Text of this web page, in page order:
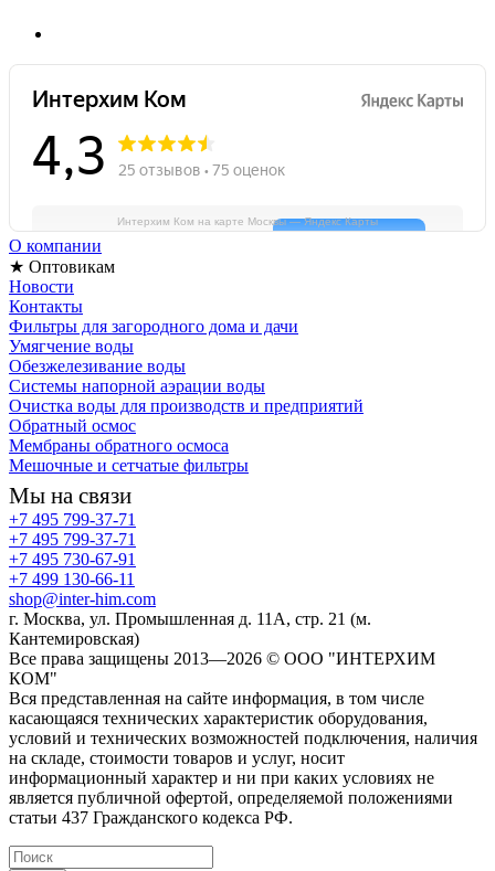
Интерхим Ком на карте Москвы — Яндекс Карты
О компании
★ Оптовикам
Новости
Контакты
Фильтры для загородного дома и дачи
Умягчение воды
Обезжелезивание воды
Системы напорной аэрации воды
Очистка воды для производств и предприятий
Обратный осмос
Мембраны обратного осмоса
Мешочные и сетчатые фильтры
Мы на связи
+7 495 799-37-71
+7 495 799-37-71
+7 495 730-67-91
+7 499 130-66-11
shop@inter-him.com
г. Москва, ул. Промышленная д. 11А, стр. 21 (м.
Кантемировская)
Все права защищены 2013—2026 © OOO "ИНТЕРХИМ
КОМ"
Вся представленная на сайте информация, в том числе
касающаяся технических характеристик оборудования,
условий и технических возможностей подключения, наличия
на складе, стоимости товаров и услуг, носит
информационный характер и ни при каких условиях не
является публичной офертой, определяемой положениями
статьи 437 Гражданского кодекса РФ.